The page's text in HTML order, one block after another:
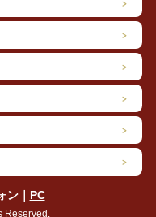
す。
ン｜ PC
Reserved.